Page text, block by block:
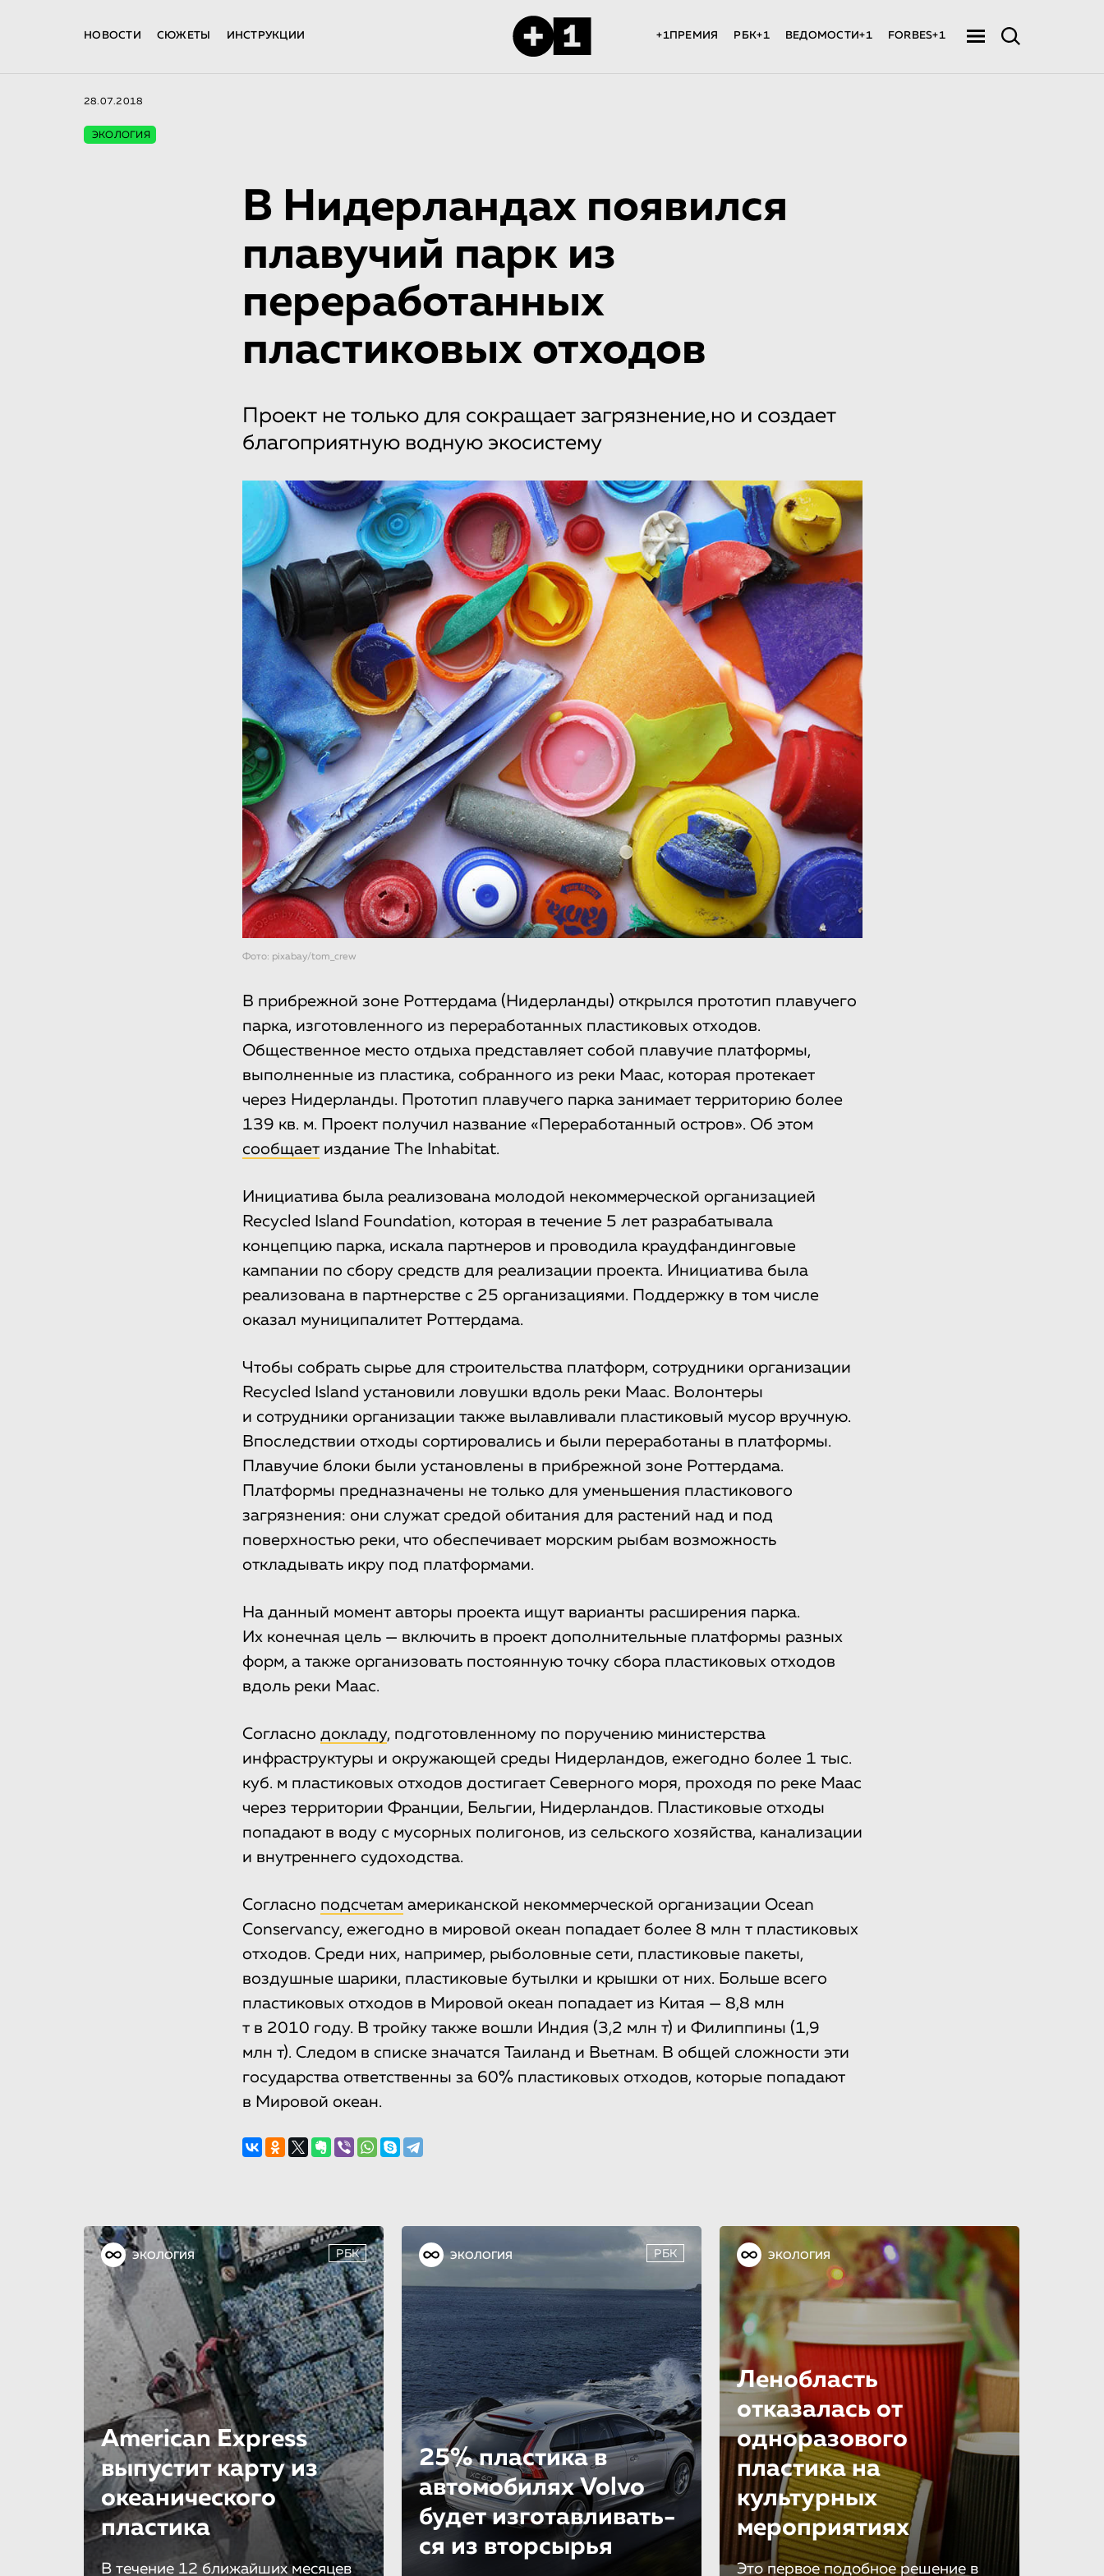
НОВОСТИ СЮЖЕТЫ ИНСТРУКЦИИ +1ПРЕМИЯ РБК+1 ВЕДОМОСТИ+1 FORBES+1
28.07.2018
ЭКОЛОГИЯ
В Нидерландах появился
плавучий парк из
переработанных
пластиковых отходов
Проект не только для сокращает загрязнение,но и создает
благоприятную водную экосистему
Фото: pixabay/tom_crew
В прибрежной зоне Роттердама (Нидерланды) открылся прототип плавучего
парка, изготовленного из переработанных пластиковых отходов.
Общественное место отдыха представляет собой плавучие платформы,
выполненные из пластика, собранного из реки Маас, которая протекает
через Нидерланды. Прототип плавучего парка занимает территорию более
139 кв. м. Проект получил название «Переработанный остров». Об этом
сообщаетиздание The Inhabitat.
Инициатива была реализована молодой некоммерческой организацией
Recycled Island Foundation, которая в течение 5 лет разрабатывала
концепцию парка, искала партнеров и проводила краудфандинговые
кампании по сбору средств для реализации проекта. Инициатива была
реализована в партнерстве с 25 организациями. Поддержку в том числе
оказал муниципалитет Роттердама.
Чтобы собрать сырье для строительства платформ, сотрудники организации
Recycled Island установили ловушки вдоль реки Маас. Волонтеры
и сотрудники организации также вылавливали пластиковый мусор вручную.
Впоследствии отходы сортировались и были переработаны в платформы.
Плавучие блоки были установлены в прибрежной зоне Роттердама.
Платформы предназначены не только для уменьшения пластикового
загрязнения: они служат средой обитания для растений над и под
поверхностью реки, что обеспечивает морским рыбам возможность
откладывать икру под платформами.
На данный момент авторы проекта ищут варианты расширения парка.
Их конечная цель — включить в проект дополнительные платформы разных
форм, а также организовать постоянную точку сбора пластиковых отходов
вдоль реки Маас.
Согласно докладу, подготовленному по поручению министерства
инфраструктуры и окружающей среды Нидерландов, ежегодно более 1 тыс.
куб. м пластиковых отходов достигает Северного моря, проходя по реке Маас
через территории Франции, Бельгии, Нидерландов. Пластиковые отходы
попадают в воду с мусорных полигонов, из сельского хозяйства, канализации
и внутреннего судоходства.
Согласно подсчетам американской некоммерческой организации Ocean
Conservancy, ежегодно в мировой океан попадает более 8 млн т пластиковых
отходов. Среди них, например, рыболовные сети, пластиковые пакеты,
воздушные шарики, пластиковые бутылки и крышки от них. Больше всего
пластиковых отходов в Мировой океан попадает из Китая — 8,8 млн
т в 2010 году. В тройку также вошли Индия (3,2 млн т) и Филиппины (1,9
млн т). Следом в списке значатся Таиланд и Вьетнам. В общей сложности эти
государства ответственны за 60% пластиковых отходов, которые попадают
в Мировой океан.
ЭКОЛОГИЯ РБК
American Express
выпустит карту из
океанического
пластика
В течение 12 ближайших месяцев
ЭКОЛОГИЯ РБК
25% пластика в
автомобилях Volvo
будет изготавливать­
ся из вторсырья
ЭКОЛОГИЯ
Ленобласть
отказалась от
одноразового
пластика на
культурных
мероприятиях
Это первое подобное решение в